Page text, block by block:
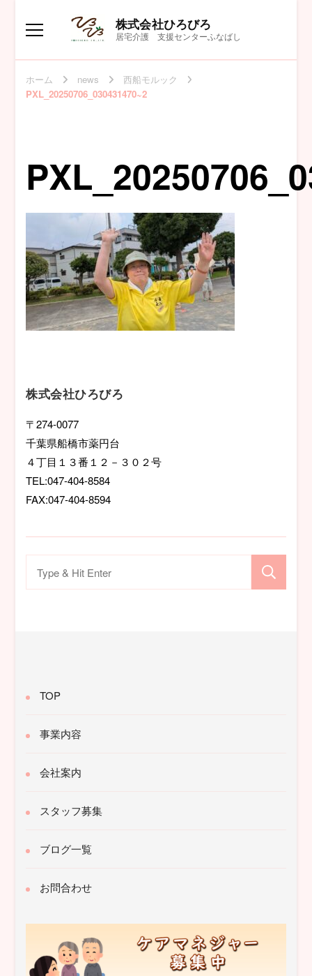
株式会社ひろびろ
居宅介護 支援センターふなばし
ホーム news
西船モルック
PXL_20250706_030431470~2
株式会社ひろびろ
〒274-0077
千葉県船橋市薬円台
４丁目１３番１２－３０２号
TEL:047-404-8584
FAX:047-404-8594
TOP
事業内容
会社案内
スタッフ募集
ブログ一覧
お問合わせ